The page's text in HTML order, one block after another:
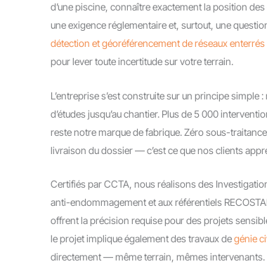
d’une piscine, connaître exactement la position
une exigence réglementaire et, surtout, une
détection et géoréférencement de réseaux enterrés
pour lever toute incertitude sur votre terrain.
L’entreprise s’est construite sur un principe simple
d’études jusqu’au chantier. Plus de 5 000
reste notre marque de fabrique. Zéro sous-
livraison du dossier — c’est ce que nos clients
Certifiés par CCTA, nous réalisons des
anti-endommagement et aux référentiels
offrent la précision requise pour des projets
le projet implique également des travaux degénie
directement — même terrain, mêmes intervenants.